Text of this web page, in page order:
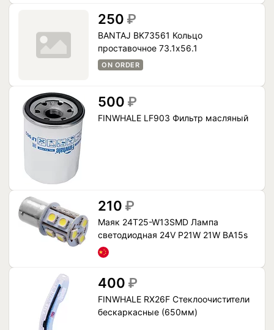
250 ₽
BANTAJ BK73561 Кольцо
проставочное 73.1x56.1
ON ORDER
500 ₽
FINWHALE LF903 Фильтр масляный
210 ₽
Маяк 24T25-W13SMD Лампа
светодиодная 24V P21W 21W BA15s
400 ₽
FINWHALE RX26F Стеклоочистители
бескаркасные (650мм)